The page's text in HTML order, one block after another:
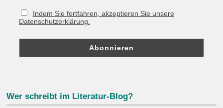
Indem Sie fortfahren, akzeptieren Sie unsere
Datenschutzerklärung.
Wer schreibt im Literatur-Blog?